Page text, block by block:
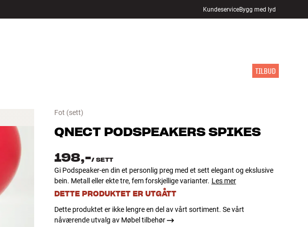
KundeserviceBygg med lyd
TILBUD
Fot (sett)
QNECT PODSPEAKERS SPIKES
198,-/ SETT
Gi Podspeaker-en din et personlig preg med et sett elegant og ekslusive
bein. Metall eller ekte tre, fem forskjellige varianter. Les mer
DETTE PRODUKTET ER UTGÅTT
Dette produktet er ikke lengre en del av vårt sortiment. Se vårt
nåværende utvalg av Møbel tilbehør